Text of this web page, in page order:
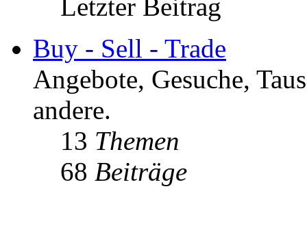
Letzter Beitrag
Buy - Sell - Trade
Angebote, Gesuche,
andere.
13 Themen
68 Beiträge